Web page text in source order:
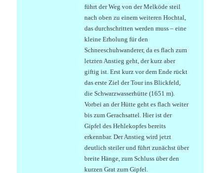
führt der Weg von der Melköde steil
nach oben zu einem weiteren Hochtal,
das durchschritten werden muss – eine
kleine Erholung für den
Schneeschuhwanderer, da es flach zum
letzten Anstieg geht, der kurz aber
giftig ist. Erst kurz vor dem Ende rückt
das erste Ziel der Tour ins Blickfeld,
die Schwarzwasserhütte (1651 m).
Vorbei an der Hütte geht es flach weiter
bis zum Gerachsattel. Hier ist der
Gipfel des Hehlekopfes bereits
erkennbar. Der Anstieg wird jetzt
deutlich steiler und führt zunächst über
breite Hänge, zum Schluss über den
kurzen Grat zum Gipfel.